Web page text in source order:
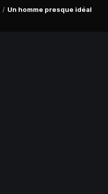
/ Un homme presque idéal